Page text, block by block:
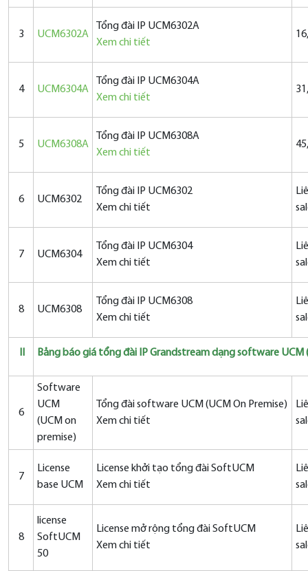
3 UCM6302A
Tổng đài IP UCM6302A
Xem chi tiết
4 UCM6304A
Tổng đài IP UCM6304A
Xem chi tiết
5 UCM6308A
Tổng đài IP UCM6308A
Xem chi tiết
6 UCM6302
Tổng đài IP UCM6302
Xem chi tiết
7 UCM6304
Tổng đài IP UCM6304
Xem chi tiết
8 UCM6308
Tổng đài IP UCM6308
Xem chi tiết
Bảng báo giá tổng đài IP Grandstream dạng software UCM
6
Software
UCM
(UCM on
premise)
Tổng đài software UCM (UCM On Premise)
Xem chi tiết
7
License
base UCM
License khởi tạo tổng đài SoftUCM
Xem chi tiết
8
license
SoftUCM
50
License mở rộng tổng đài SoftUCM
Xem chi tiết